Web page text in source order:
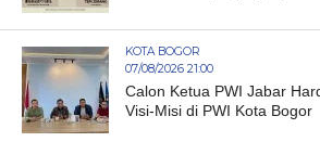
KOTA BOGOR
07/08/2026 21:00
Calon Ketua PWI Jabar
Visi-Misi di PWI Kota Bogor